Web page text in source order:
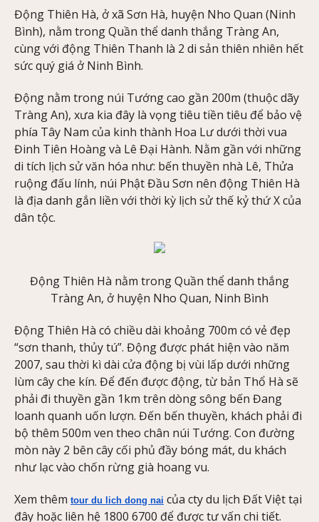
Động Thiên Hà, ở xã Sơn Hà, huyện Nho Quan (Ninh
Bình), nằm trong Quần thể danh thắng Tràng An,
cùng với động Thiên Thanh là 2 di sản thiên nhiên hết
sức quý giá ở Ninh Bình.
Động nằm trong núi Tướng cao gần 200m (thuộc dãy
Tràng An), xưa kia đây là vọng tiêu tiền tiêu để bảo vệ
phía Tây Nam của kinh thành Hoa Lư dưới thời vua
Đinh Tiên Hoàng và Lê Đại Hành. Nằm gần với những
di tích lịch sử văn hóa như: bến thuyền nhà Lê, Thửa
ruộng đấu lính, núi Phật Đầu Sơn nên động Thiên Hà
là địa danh gắn liền với thời kỳ lịch sử thế kỷ thứ X của
dân tộc.
Động Thiên Hà nằm trong Quần thể danh thắng
Tràng An, ở huyện Nho Quan, Ninh Bình
Động Thiên Hà có chiều dài khoảng 700m có vẻ đẹp
“sơn thanh, thủy tú”. Động được phát hiện vào năm
2007, sau thời kì dài cửa động bị vùi lấp dưới những
lùm cây che kín. Để đến được động, từ bản Thổ Hà sẽ
phải đi thuyền gần 1km trên dòng sông bến Đang
loanh quanh uốn lượn. Đến bến thuyền, khách phải đi
bộ thêm 500m ven theo chân núi Tướng. Con đường
mòn này 2 bên cây cối phủ đầy bóng mát, du khách
như lạc vào chốn rừng già hoang vu.
Xem thêm tour du lich dong nai của cty du lịch Đất Việt tại
đây hoặc liên hệ 1800 6700 để được tư vấn chi tiết.